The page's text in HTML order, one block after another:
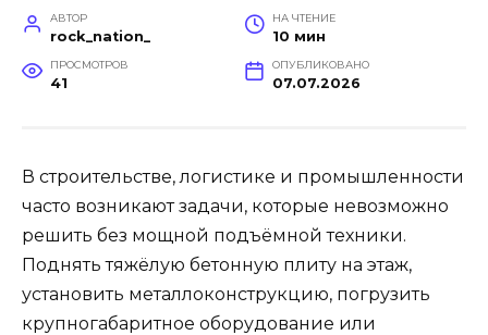
АВТОР
rock_nation_
НА ЧТЕНИЕ
10 мин
ПРОСМОТРОВ
41
ОПУБЛИКОВАНО
07.07.2026
В строительстве, логистике и промышленности
часто возникают задачи, которые невозможно
решить без мощной подъёмной техники.
Поднять тяжёлую бетонную плиту на этаж,
установить металлоконструкцию, погрузить
крупногабаритное оборудование или